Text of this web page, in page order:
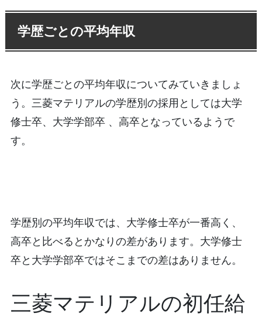
学歴ごとの平均年収
次に学歴ごとの平均年収についてみていきましょ
う。三菱マテリアルの学歴別の採用としては大学
修士卒、大学学部卒 、高卒となっているようで
す。
学歴別の平均年収では、大学修士卒が一番高く、
高卒と比べるとかなりの差があります。大学修士
卒と大学学部卒ではそこまでの差はありません。
三菱マテリアルの初任給